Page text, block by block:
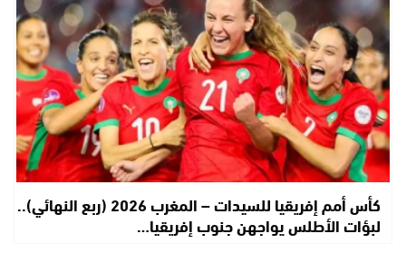
كأس أمم إفريقيا للسيدات – المغرب 2026 (ربع النهائي)..
لبؤات الأطلس يواجهن جنوب إفريقيا…